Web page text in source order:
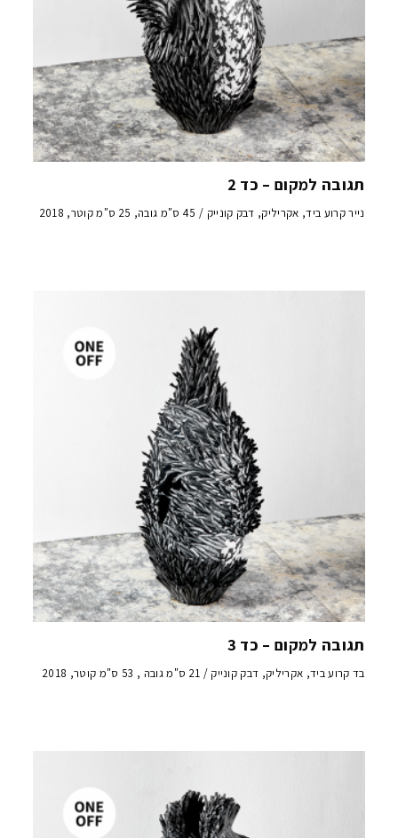
תגובה למקום – כד 2
נייר קרוע ביד, אקריליק, דבק קונייק / 45 ס"מ גובה, 25 ס"מ קוטר, 2018
תגובה למקום – כד 3
בד קרוע ביד, אקריליק, דבק קונייק / 21 ס"מ גובה , 53 ס"מ קוטר, 2018